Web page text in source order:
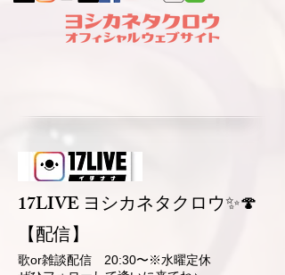
17LIVE ヨシカネタクロウ✨🍄
【配信】
歌or雑談配信 20:30〜※水曜定休